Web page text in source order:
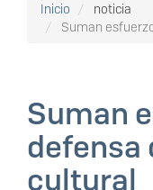
Inicio
noticia
Suman
Suman
defensa
cultural